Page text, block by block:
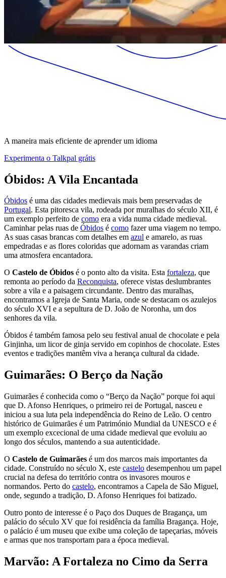
A maneira mais eficiente de aprender um idioma
Experimenta o Talkpal grátis
Óbidos: A Vila Encantada
Óbidos é uma das cidades medievais mais bem preservadas de
Portugal. Esta pitoresca vila, rodeada por muralhas do século XII, é
um exemplo perfeito de como era a vida numa cidade medieval.
Caminhar pelas ruas de Óbidos é como fazer uma viagem no tempo.
As suas casas brancas com detalhes em azul e amarelo, as ruas
empedradas e as flores coloridas que adornam as varandas criam
uma atmosfera encantadora.
O Castelo de Óbidos é o ponto alto da visita. Esta fortaleza, que
remonta ao período da Reconquista, oferece vistas deslumbrantes
sobre a vila e a paisagem circundante. Dentro das muralhas,
encontramos a Igreja de Santa Maria, onde se destacam os azulejos
do século XVI e a sepultura de D. João de Noronha, um dos
senhores da vila.
Óbidos é também famosa pelo seu festival anual de chocolate e pela
Ginjinha, um licor de ginja servido em copinhos de chocolate. Estes
eventos e tradições mantêm viva a herança cultural da cidade.
Guimarães: O Berço da Nação
Guimarães é conhecida como o “Berço da Nação” porque foi aqui
que D. Afonso Henriques, o primeiro rei de Portugal, nasceu e
iniciou a sua luta pela independência do Reino de Leão. O centro
histórico de Guimarães é um Património Mundial da UNESCO e é
um exemplo excecional de uma cidade medieval que evoluiu ao
longo dos séculos, mantendo a sua autenticidade.
O Castelo de Guimarães é um dos marcos mais importantes da
cidade. Construído no século X, este castelo desempenhou um papel
crucial na defesa do território contra os invasores mouros e
normandos. Perto do castelo, encontramos a Capela de São Miguel,
onde, segundo a tradição, D. Afonso Henriques foi batizado.
Outro ponto de interesse é o Paço dos Duques de Bragança, um
palácio do século XV que foi residência da família Bragança. Hoje,
o palácio é um museu que exibe uma coleção de tapeçarias, móveis
e armas que nos transportam para a época medieval.
Marvão: A Fortaleza no Cimo da Serra